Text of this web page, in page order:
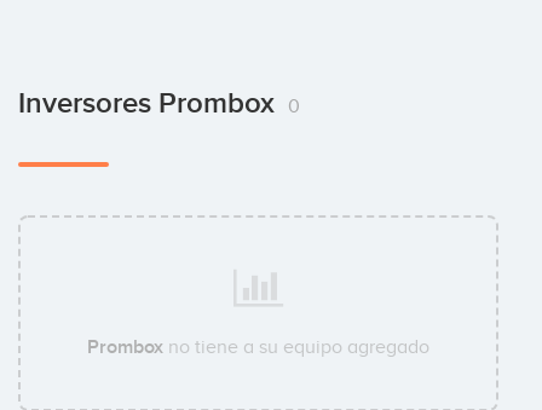
Inversores Prombox 0
Prombox no tiene a su equipo agregado